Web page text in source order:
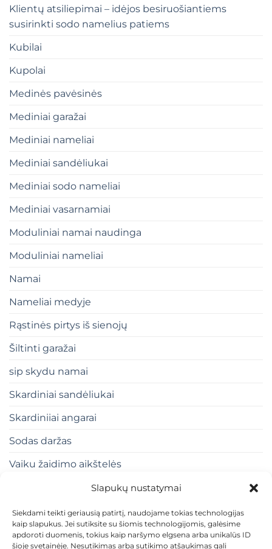
Slapukų nustatymai
Siekdami teikti geriausią patirtį, naudojame tokias technologijas
kaip slapukus. Jei sutiksite su šiomis technologijomis, galėsime
apdoroti duomenis, tokius kaip naršymo elgsena arba unikalūs ID
šioje svetainėje. Nesutikimas arba sutikimo atšaukimas gali
Klientų atsiliepimai – idėjos besiruošiantiems
susirinkti sodo namelius patiems
Kubilai
Kupolai
Medinės pavėsinės
Mediniai garažai
Mediniai nameliai
Mediniai sandėliukai
Mediniai sodo nameliai
Mediniai vasarnamiai
Moduliniai namai naudinga
Moduliniai nameliai
Namai
Nameliai medyje
Rąstinės pirtys iš sienojų
Šiltinti garažai
sip skydu namai
Skardiniai sandėliukai
Skardiniiai angarai
Sodas daržas
Vaiku žaidimo aikštelės